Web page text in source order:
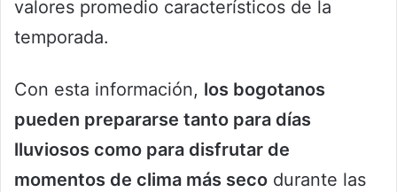
valores promedio característicos de la
temporada.
Con esta información, los bogotanos
pueden prepararse tanto para días
lluviosos como para disfrutar de
momentos de clima más seco durante las